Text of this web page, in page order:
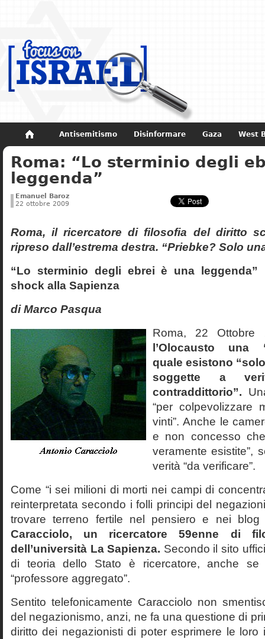
Antisemitismo Disinformare Gaza West
Non dimenticare Storia di Israele
Roma: “Lo sterminio degli
leggenda”
Emanuel Baroz
22 ottobre 2009
Roma, il ricercatore di filosofia del diritto
ripreso dall’estrema destra. “Priebke? Solo
“Lo sterminio degli ebrei è una leggenda”
shock alla Sapienza
di Marco Pasqua
Roma, 22
l’Olocausto una
quale esistono
soggette a
contraddittorio”.
“per colpevolizzare
vinti”. Anche le
e non concesso
veramente esistite”,
verità “da verificare”.
Come “i sei milioni di morti nei campi di
reinterpretata secondo i folli principi del
trovare terreno fertile nel pensiero e nei
Caracciolo, un ricercatore 59enne di
dell’università La Sapienza. Secondo il sito
di teoria dello Stato è ricercatore, anche
“professore aggregato”.
Sentito telefonicamente Caracciolo non
del negazionismo, anzi, ne fa una questione di
diritto dei negazionisti di poter esprimere le loro